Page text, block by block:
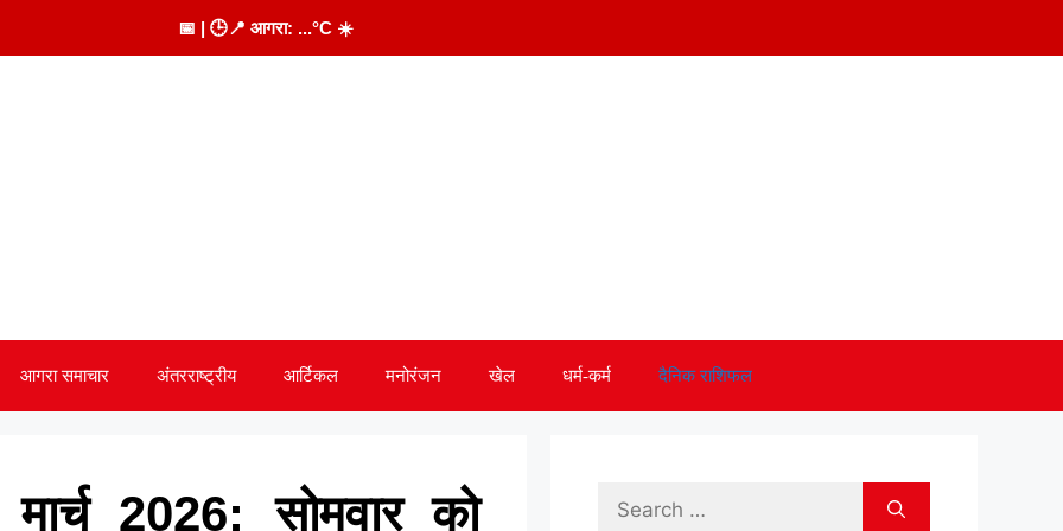
📅 | 🕒📍 आगरा: ...°C ☀️
आगरा समाचार अंतरराष्ट्रीय आर्टिकल मनोरंजन खेल धर्म-कर्म दैनिक राशिफल
2026: सोमवार को
Search